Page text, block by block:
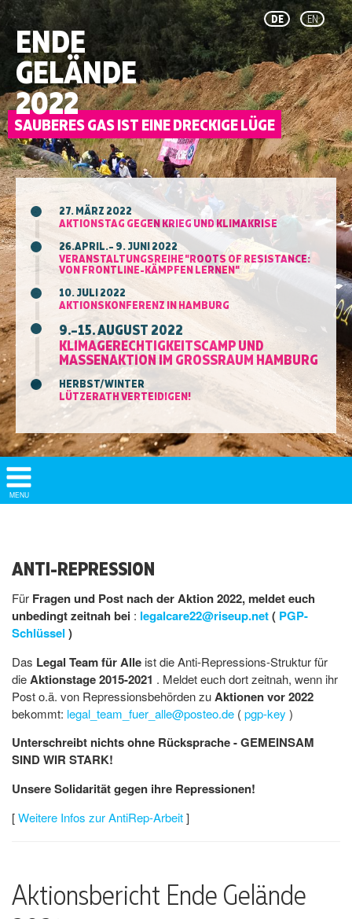
DE EN
ENDE
GELÄNDE
2022
27. MÄRZ 2022
AKTIONSTAG GEGEN KRIEG UND KLIMAKRISE
26.APRIL.– 9. JUNI 2022
VERANSTALTUNGSREIHE "ROOTS OF RESISTANCE:
VON FRONTLINE-KÄMPFEN LERNEN"
10. JULI 2022
AKTIONSKONFERENZ IN HAMBURG
9.–15. AUGUST 2022
KLIMAGERECHTIGKEITSCAMP UND
MASSENAKTION IM GROSSRAUM HAMBURG
HERBST/WINTER
LÜTZERATH VERTEIDIGEN!
Show/
Hide
MENU
Aktionsbericht Ende Gelände
ANTI-REPRESSION
Für Fragen und Post nach der Aktion 2022, meldet euch
unbedingt zeitnah bei : legalcare22@riseup.net( PGP-
Schlüssel )
Das Legal Team für Alle ist die Anti-Repressions-Struktur für
dieAktionstage 2015-2021 . Meldet euch dort zeitnah, wenn ihr
Post o.ä. von Repressionsbehörden zuAktionen vor 2022
bekommt: legal_team_fuer_alle@posteo.de (pgp-key )
Unterschreibt nichts ohne Rücksprache - GEMEINSAM
SIND WIR STARK!
Unsere Solidarität gegen ihre Repressionen!
[Weitere Infos zur AntiRep-Arbeit]